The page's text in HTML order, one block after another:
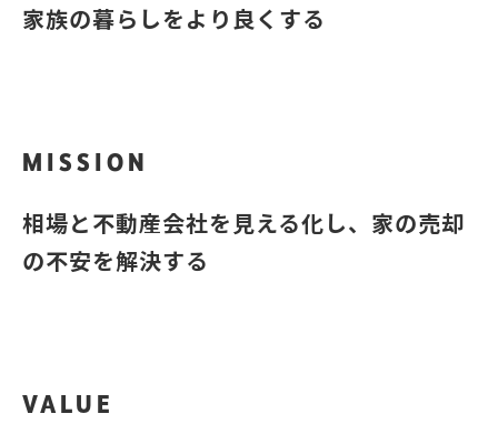
家族の暮らしをより良くする
MISSION
相場と不動産会社を見える化し、家の売却
の不安を解決する
VALUE